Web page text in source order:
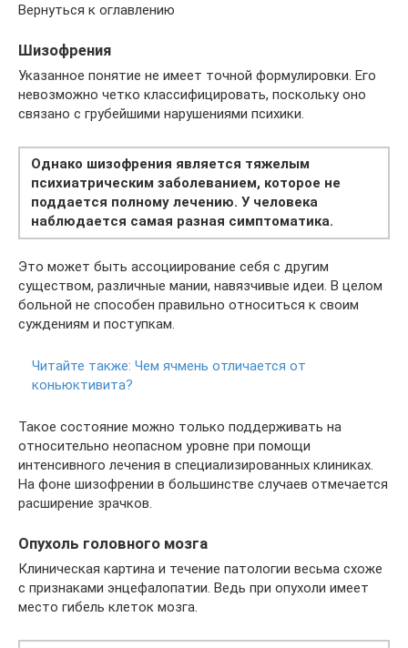
Вернуться к оглавлению
Шизофрения
Указанное понятие не имеет точной формулировки. Его
невозможно четко классифицировать, поскольку оно
связано с грубейшими нарушениями психики.
Однако шизофрения является тяжелым
психиатрическим заболеванием, которое не
поддается полному лечению. У человека
наблюдается самая разная симптоматика.
Это может быть ассоциирование себя с другим
существом, различные мании, навязчивые идеи. В целом
больной не способен правильно относиться к своим
суждениям и поступкам.
Читайте также: Чем ячмень отличается от
коньюктивита?
Такое состояние можно только поддерживать на
относительно неопасном уровне при помощи
интенсивного лечения в специализированных клиниках.
На фоне шизофрении в большинстве случаев отмечается
расширение зрачков.
Опухоль головного мозга
Клиническая картина и течение патологии весьма схоже
с признаками энцефалопатии. Ведь при опухоли имеет
место гибель клеток мозга.